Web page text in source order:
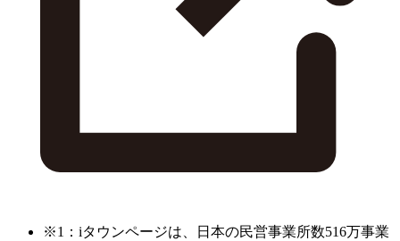
※1：iタウンページは、日本の民営事業所数516万事業